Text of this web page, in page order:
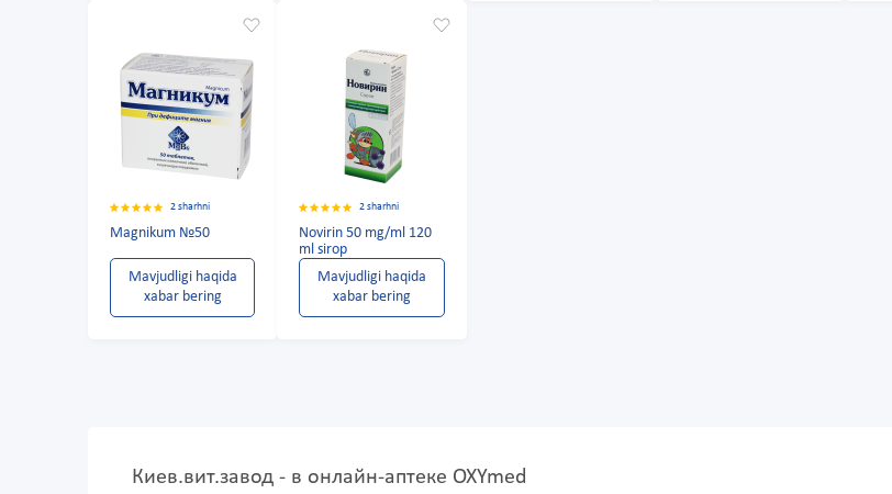
2 sharhni
Magnikum №50
Mavjudligi haqida
xabar bering
2 sharhni
Novirin 50 mg/ml 120
ml sirop
Mavjudligi haqida
xabar bering
Киев.вит.завод - в онлайн-аптеке OXYmed